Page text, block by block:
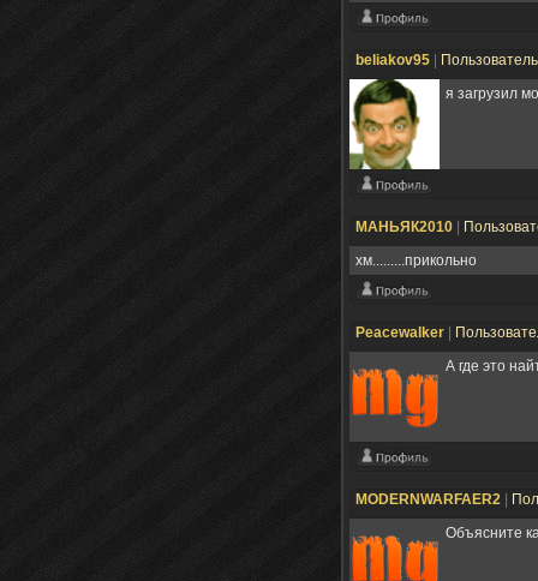
beliakov95
я загрузил
МАНЬЯК2010
хм.........прикольно
Peacewalker
А где это
MODERNWARFAER2
Объясните